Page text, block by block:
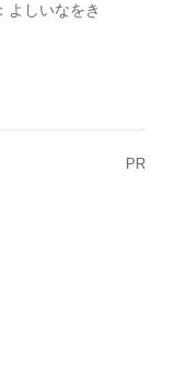
よしいなをき
PR